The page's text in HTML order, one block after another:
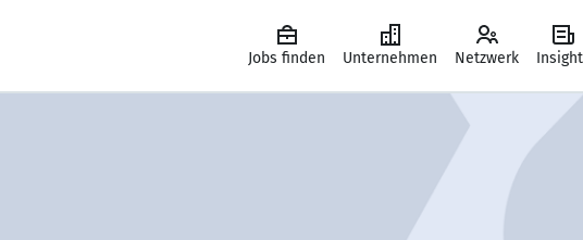
Jobs finden Unternehmen Netzwerk